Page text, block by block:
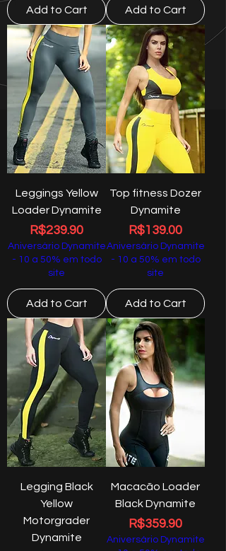
Add to Cart Add to Cart
Leggings Yellow
Loader Dynamite
Price
R$239.90
Aniversário Dynamite
- 10 a 50% em todo
site
Add to Cart
Top fitness Dozer
Dynamite
Price
R$139.00
Aniversário Dynamite
- 10 a 50% em todo
site
Add to Cart
Legging Black
Yellow
Motorgrader
Dynamite
Macacão Loader
Black Dynamite
Price
R$359.90
Aniversário Dynamite